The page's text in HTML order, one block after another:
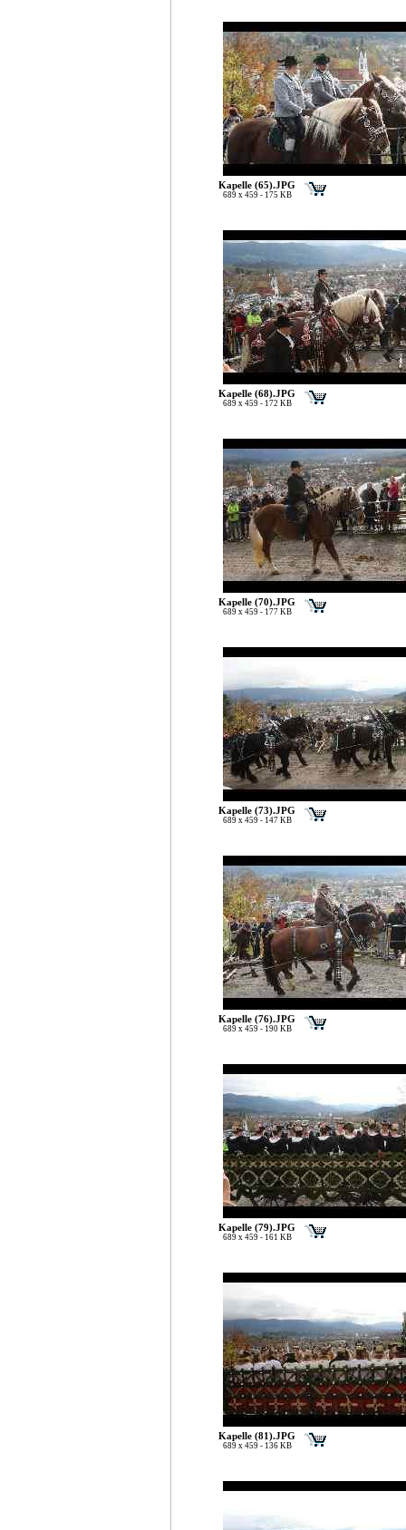
Kapelle (65).JPG
689 x 459 - 175 KB
Kapelle (68).JPG
689 x 459 - 172 KB
Kapelle (70).JPG
689 x 459 - 177 KB
Kapelle (73).JPG
689 x 459 - 147 KB
Kapelle (76).JPG
689 x 459 - 190 KB
Kapelle (79).JPG
689 x 459 - 161 KB
Kapelle (81).JPG
689 x 459 - 136 KB